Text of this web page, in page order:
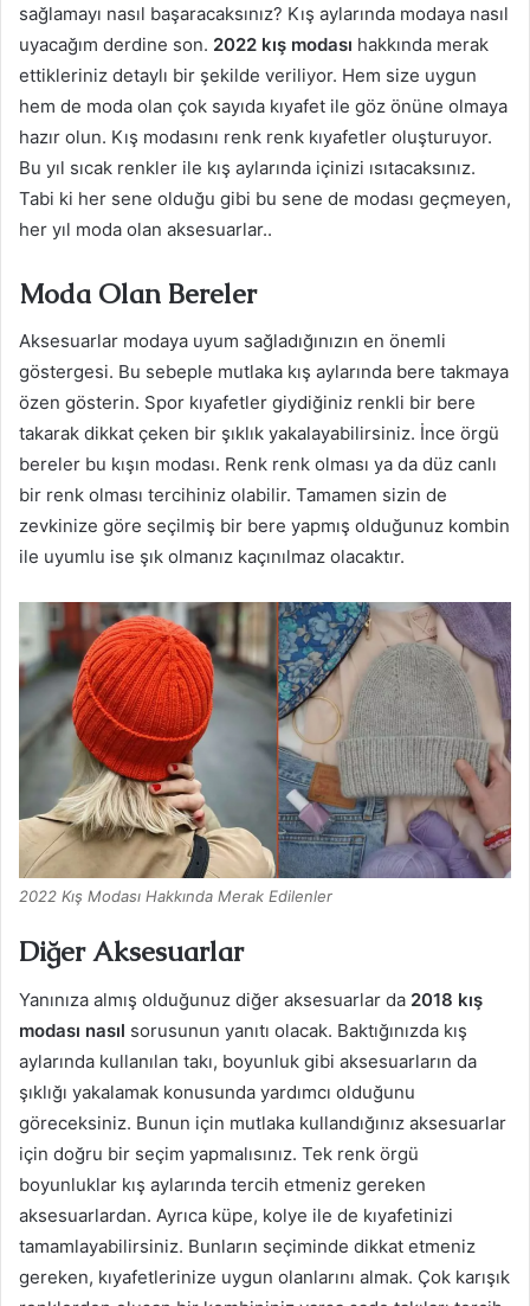
sağlamayı nasıl başaracaksınız? Kış aylarında modaya nasıl
uyacağım derdine son. 2022 kış modası hakkında merak
ettikleriniz detaylı bir şekilde veriliyor. Hem size uygun
hem de moda olan çok sayıda kıyafet ile göz önüne olmaya
hazır olun. Kış modasını renk renk kıyafetler oluşturuyor.
Bu yıl sıcak renkler ile kış aylarında içinizi ısıtacaksınız.
Tabi ki her sene olduğu gibi bu sene de modası geçmeyen,
her yıl moda olan aksesuarlar..
Moda Olan Bereler
Aksesuarlar modaya uyum sağladığınızın en önemli
göstergesi. Bu sebeple mutlaka kış aylarında bere takmaya
özen gösterin. Spor kıyafetler giydiğiniz renkli bir bere
takarak dikkat çeken bir şıklık yakalayabilirsiniz. İnce örgü
bereler bu kışın modası. Renk renk olması ya da düz canlı
bir renk olması tercihiniz olabilir. Tamamen sizin de
zevkinize göre seçilmiş bir bere yapmış olduğunuz kombin
ile uyumlu ise şık olmanız kaçınılmaz olacaktır.
2022 Kış Modası Hakkında Merak Edilenler
Diğer Aksesuarlar
Yanınıza almış olduğunuz diğer aksesuarlar da 2018 kış
modası nasıl sorusunun yanıtı olacak. Baktığınızda kış
aylarında kullanılan takı, boyunluk gibi aksesuarların da
şıklığı yakalamak konusunda yardımcı olduğunu
göreceksiniz. Bunun için mutlaka kullandığınız aksesuarlar
için doğru bir seçim yapmalısınız. Tek renk örgü
boyunluklar kış aylarında tercih etmeniz gereken
aksesuarlardan. Ayrıca küpe, kolye ile de kıyafetinizi
tamamlayabilirsiniz. Bunların seçiminde dikkat etmeniz
gereken, kıyafetlerinize uygun olanlarını almak. Çok karışık